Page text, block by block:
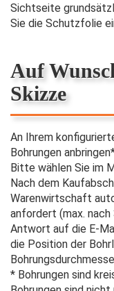
Sichtseite
Sie die Schutzfolie
Auf
Skizze
An Ihrem
Bohrungen
Bitte wählen Sie im
Nach dem
Warenwirtschaft
anfordert (max. nach
Antwort auf die E-
die Position der
* Bohrungen sind